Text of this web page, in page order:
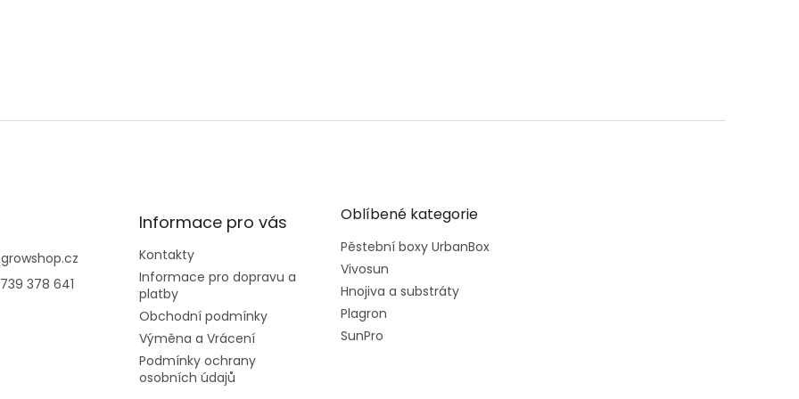
growshop.cz
378 641
Informace pro vás
Kontakty
Informace pro dopravu a
platby
Obchodní podmínky
Výměna a Vrácení
Podmínky ochrany
osobních údajů
Oblíbené kategorie
Pěstební boxy UrbanBox
Vivosun
Hnojiva a substráty
Plagron
SunPro